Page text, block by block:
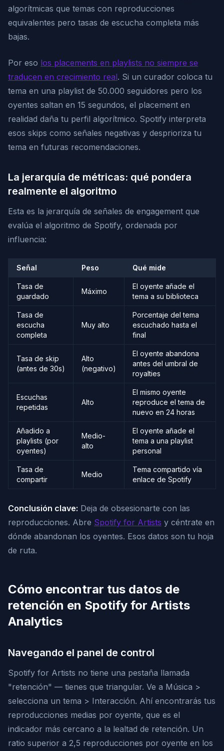
algorítmicas que temas con reproducciones
equivalentes pero tasas de escucha completa más
bajas.
Por eso los placements en playlists no siempre se
traducen en crecimiento real. Si un curador coloca tu
tema en una playlist de 50.000 seguidores pero los
oyentes saltan en 15 segundos, el placement en
realidad daña tu perfil algorítmico. Spotify interpreta
esos skips como señales negativas y desprioriza tu
tema en futuras recomendaciones.
La jerarquía de métricas: qué pondera
realmente el algoritmo
Esta es la jerarquía de señales de engagement que
evalúa el algoritmo de Spotify, ordenada por
influencia:
Señal Peso Qué mide
Tasa de
guardado
Máximo
El oyente añade el
tema a su biblioteca
Tasa de
escucha
completa
Muy alto
Porcentaje del tema
escuchado hasta el
final
Tasa de skip
(antes de 30s)
Alto
(negativo)
El oyente abandona
antes del umbral de
royalties
Escuchas
repetidas
Alto
El mismo oyente
reproduce el tema de
nuevo en 24 horas
Añadido a
playlists (por
oyentes)
Medio-
alto
El oyente añade el
tema a una playlist
personal
Tasa de
compartir
Medio
Tema compartido vía
enlace de Spotify
Conclusión clave: Deja de obsesionarte con las
reproducciones. Abre Spotify for Artists y céntrate en
dónde abandonan los oyentes. Esos datos son tu hoja
de ruta.
Cómo encontrar tus datos de
retención en Spotify for Artists
Analytics
Navegando el panel de control
Spotify for Artists no tiene una pestaña llamada
"retención" — tienes que triangular. Ve a Música >
selecciona un tema > Interacción. Ahí encontrarás tus
reproducciones medias por oyente, que es el
indicador más cercano a la lealtad de retención. Un
ratio superior a 2,5 reproducciones por oyente en los